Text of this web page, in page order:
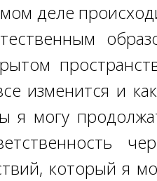
деле
изменится и
я могу
который я